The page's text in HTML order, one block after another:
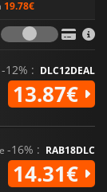
2
19.78€
-12% : DLC12DEAL
13.87€
-16% : RAB18DLC
14.31€